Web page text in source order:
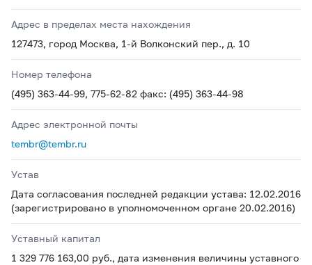
Адрес в пределах места нахождения
127473, город Москва, 1-й Волконский пер., д. 10
Номер телефона
(495) 363-44-99, 775-62-82 факс: (495) 363-44-98
Адрес электронной почты
tembr@tembr.ru
Устав
Дата согласования последней редакции устава: 12.02.2016
(зарегистрировано в уполномоченном органе 20.02.2016)
Уставный капитал
1 329 776 163,00 руб., дата изменения величины уставного